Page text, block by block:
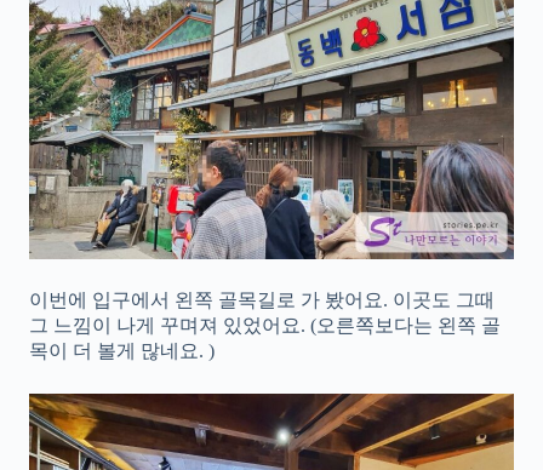
이번에 입구에서 왼쪽 골목길로 가 봤어요. 이곳도 그때
그 느낌이 나게 꾸며져 있었어요. (오른쪽보다는 왼쪽 골
목이 더 볼게 많네요. )